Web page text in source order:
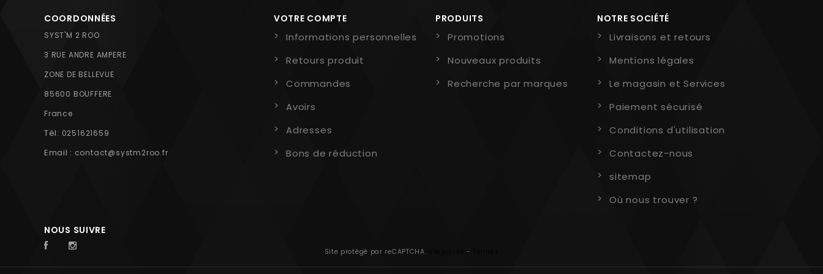
COORDONNÉES
SYST'M 2 ROO
3 RUE ANDRE AMPERE
ZONE DE BELLEVUE
85600 BOUFFERE
France
Tél: 0251621659
Email : contact@systm2roo.fr
VOTRE COMPTE
Informations personnelles
Retours produit
Commandes
Avoirs
Adresses
Bons de réduction
PRODUITS
Promotions
Nouveaux produits
Recherche par marques
NOTRE SOCIÉTÉ
Livraisons et retours
Mentions légales
Le magasin et Services
Paiement sécurisé
Conditions d'utilisation
Contactez-nous
sitemap
Où nous trouver ?
NOUS SUIVRE
Site protégé par reCAPTCHA. -